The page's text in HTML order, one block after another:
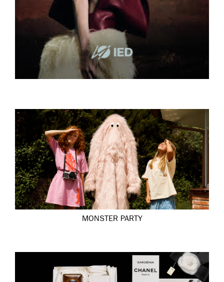
MONSTER PARTY